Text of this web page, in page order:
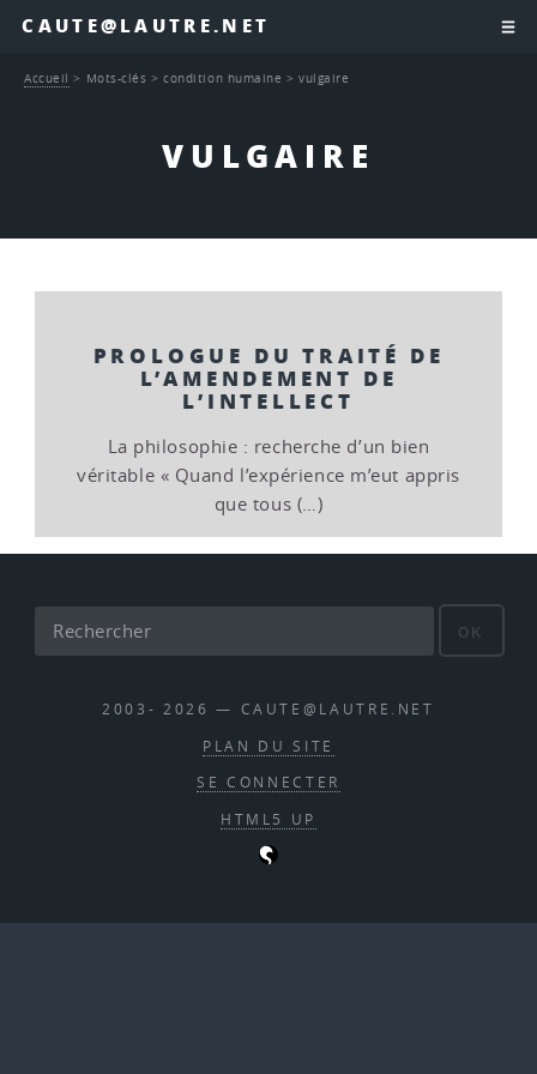
CAUTE@LAUTRE.NET
VULGAIRE
Accueil > Mots-clés >condition humaine >vulgaire
PROLOGUE DU TRAITÉ DE
L’AMENDEMENT DE
L’INTELLECT
La philosophie : recherche d’un bien
véritable « Quand l’expérience m’eut appris
que tous (…)
OK
2003- 2026 — CAUTE@LAUTRE.NET
PLAN DU SITE
SE CONNECTER
HTML5 UP